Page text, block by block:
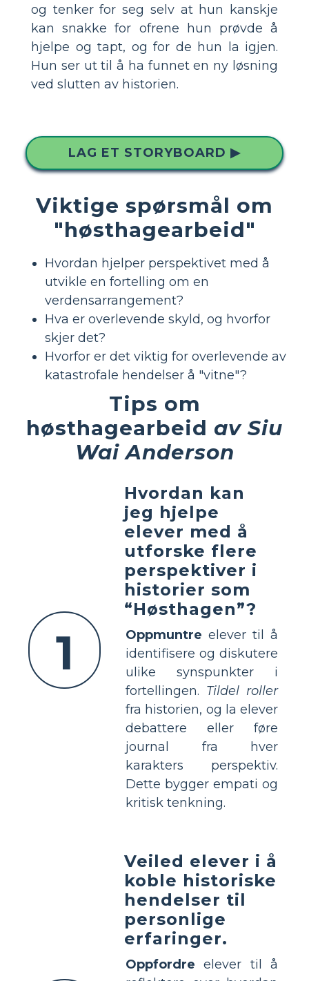
og tenker for seg selv at hun kanskje
kan snakke for ofrene hun prøvde å
hjelpe og tapt, og for de hun la igjen.
Hun ser ut til å ha funnet en ny løsning
ved slutten av historien.
LAG ET STORYBOARD ▶
Viktige spørsmål om
"høsthagearbeid"
Hvordan hjelper perspektivet med å
utvikle en fortelling om en
verdensarrangement?
Hva er overlevende skyld, og hvorfor
skjer det?
Hvorfor er det viktig for overlevende av
katastrofale hendelser å "vitne"?
Tips om
høsthagearbeid av Siu
Wai Anderson
1
Hvordan kan
jeg hjelpe
elever med å
utforske flere
perspektiver i
historier som
“Høsthagen”?
Oppmuntre elever til å
identifisere og diskutere
ulike synspunkter i
fortellingen. Tildel roller
fra historien, og la elever
debattere eller føre
journal fra hver
karakters perspektiv.
Dette bygger empati og
kritisk tenkning.
Veiled elever i å
koble historiske
hendelser til
personlige
erfaringer.
Oppfordre elever til å